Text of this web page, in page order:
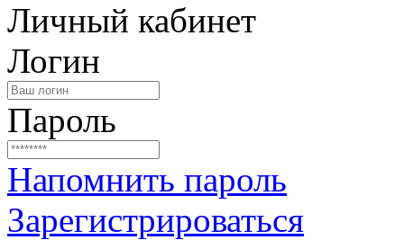
Личный кабинет
Логин
Пароль
Напомнить пароль
Зарегистрироваться